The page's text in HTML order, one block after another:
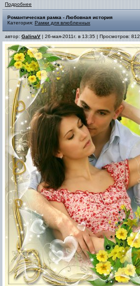
Подробнее
Романтическая рамка - Любовная история
Категория: Рамки для влюбленных
автор: GalinaV | 26-мая-2011г. в 13:35 | Просмотров: 812